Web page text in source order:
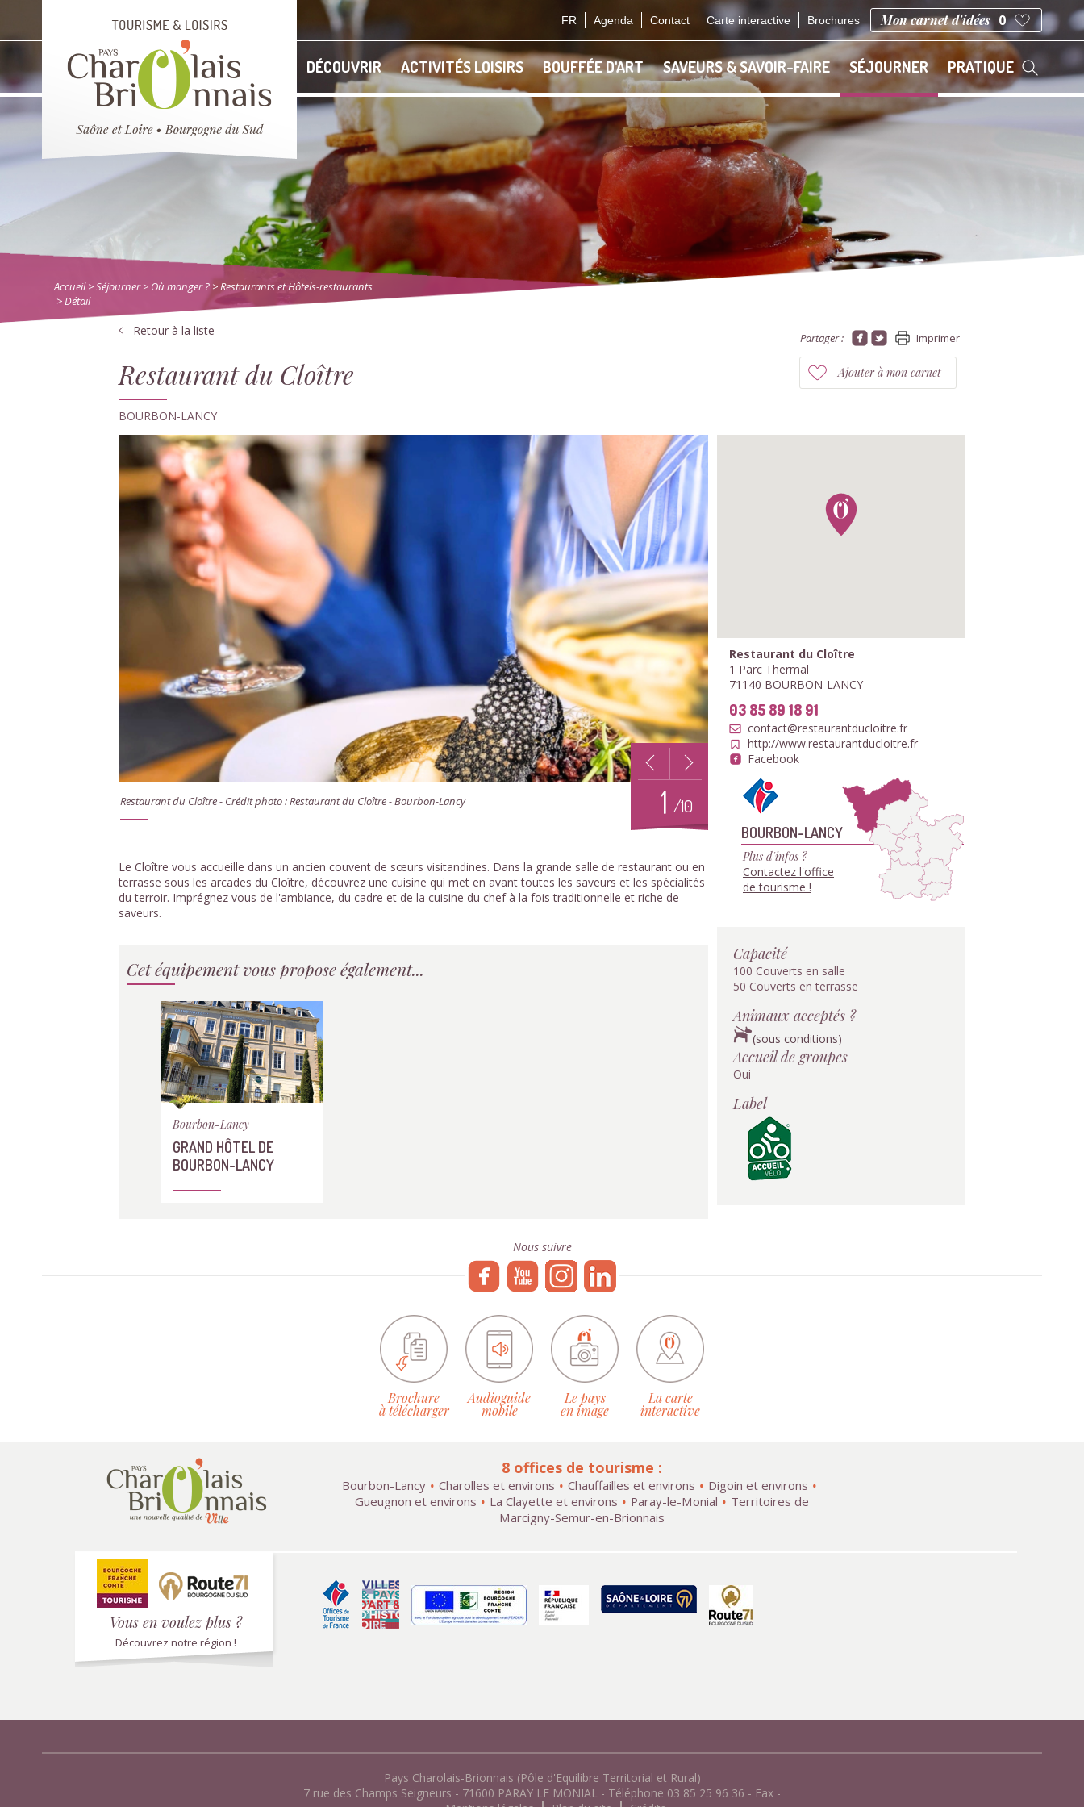
FR Agenda Contact Carte interactive Brochures Mon carnet d'idées 0
DÉCOUVRIR ACTIVITÉS LOISIRS BOUFFÉE D'ART SAVEURS & SAVOIR-FAIRE SÉJOURNER PRATIQUE
Accueil> Séjourner> Où manger ? >Restaurants et Hôtels-restaurants
> Détail
Retour à la liste Partager : Imprimer
Restaurant du Cloître
BOURBON-LANCY
Ajouter à mon carnet
Restaurant du Cloître - Crédit photo : Restaurant du Cloître - Bourbon-Lancy 1 /10
Le Cloître vous accueille dans un ancien couvent de sœurs visitandines. Dans la grande salle de restaurant ou en
terrasse sous les arcades du Cloître, découvrez une cuisine qui met en avant toutes les saveurs et les spécialités
du terroir. Imprégnez vous de l'ambiance, du cadre et de la cuisine du chef à la fois traditionnelle et riche de
saveurs.
Cet équipement vous propose également...
Bourbon-Lancy
GRAND HÔTEL DE
BOURBON-LANCY
Restaurant du Cloître
1 Parc Thermal
71140 BOURBON-LANCY
03 85 89 18 91
contact@restaurantducloitre.fr
http://www.restaurantducloitre.fr
Facebook
BOURBON-LANCY
Plus d'infos ?
Contactez l'office
de tourisme !
Capacité
100 Couverts en salle
50 Couverts en terrasse
Animaux acceptés ?
(sous conditions)
Accueil de groupes
Oui
Label
Nous suivre
Brochure
à télécharger
Audioguide
mobile
Le pays
en image
La carte
interactive
8 offices de tourisme :
Bourbon-Lancy Charolles et environs Chauffailles et environs
Digoin et environs
Gueugnon et environs
La Clayette et environs Paray-le-Monial
Territoires de
Marcigny-Semur-en-Brionnais
Vous en voulez plus ?
Découvrez notre région !
Pays Charolais-Brionnais (Pôle d'Equilibre Territorial et Rural)
7 rue des Champs Seigneurs - 71600 PARAY LE MONIAL - Téléphone 03 85 25 96 36 - Fax -